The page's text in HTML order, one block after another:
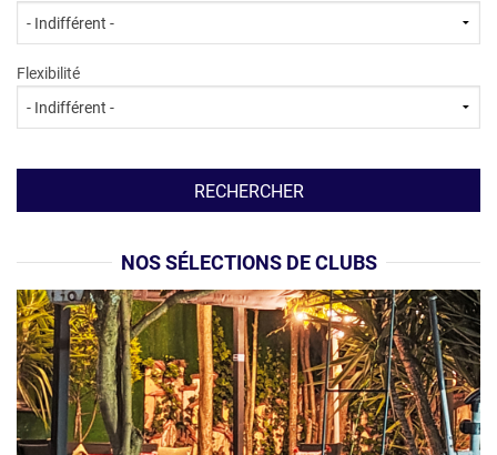
Flexibilité
NOS SÉLECTIONS DE CLUBS